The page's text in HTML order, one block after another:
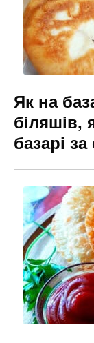
Як на
біляшів,
базарі